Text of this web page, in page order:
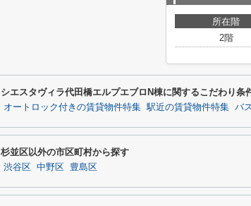
所在階
2階
シエスタヴィラ代田橋エルプエブロN棟に関するこだわり条
オートロック付きの賃貸物件特集 駅近の賃貸物件特集 バ
杉並区以外の市区町村から探す
渋谷区 中野区 豊島区